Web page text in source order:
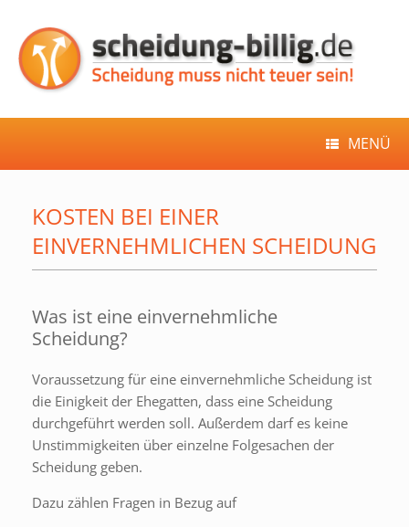
springen
MENÜ
KOSTEN BEI EINER
EINVERNEHMLICHEN SCHEIDUNG
Was ist eine einvernehmliche
Scheidung?
Voraussetzung für eine einvernehmliche Scheidung ist
die Einigkeit der Ehegatten, dass eine Scheidung
durchgeführt werden soll. Außerdem darf es keine
Unstimmigkeiten über einzelne Folgesachen der
Scheidung geben.
Dazu zählen Fragen in Bezug auf